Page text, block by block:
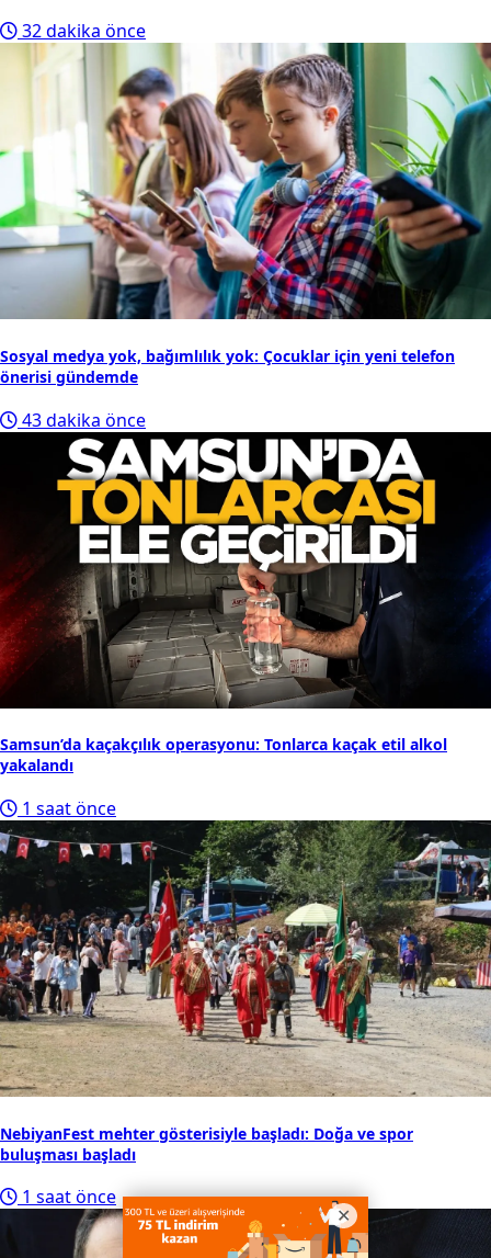
32 dakika önce
Sosyal medya yok, bağımlılık yok: Çocuklar için yeni telefon
önerisi gündemde
43 dakika önce
Samsun’da kaçakçılık operasyonu: Tonlarca kaçak etil alkol
yakalandı
1 saat önce
NebiyanFest mehter gösterisiyle başladı: Doğa ve spor
buluşması başladı
1 saat önce